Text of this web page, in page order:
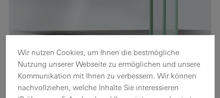
Wir nutzen Cookies, um Ihnen die bestmögliche
Nutzung unserer Webseite zu ermöglichen und unsere
Kommunikation mit Ihnen zu verbessern. Wir können
nachvollziehen, welche Inhalte Sie interessieren